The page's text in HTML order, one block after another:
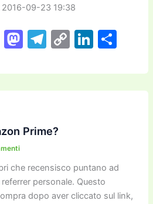
09-23 19:38
M
st
o
o
T
e
gr
m
C
p
y
Li
k
e
C
n
di
Prime?
che recensisco puntano ad
personale. Questo
dopo aver cliccato sul link,